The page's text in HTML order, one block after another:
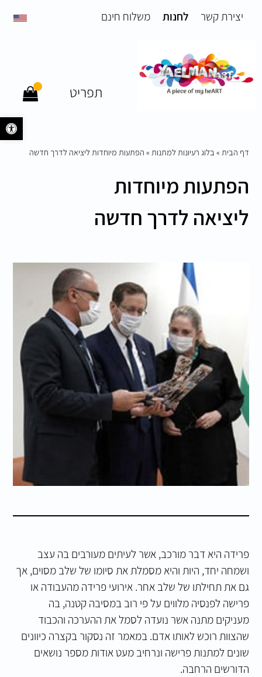
יצירת קשר לחנות משלוח חינם
תפריט
דף הבית » בלוג רעיונות למתנות » הפתעות מיוחדות ליציאה לדרך חדשה
הפתעות מיוחדות
ליציאה לדרך חדשה
פרידה היא דבר מורכב, אשר לעיתים מעורבים בה עצב
ושמחה יחד, היות והיא מסמלת את סיומו של שלב מסוים, אך
גם את תחילתו של שלב אחר. אירועי פרידה מהעבודה או
פרישה לפנסיה מלווים על פי רוב במסיבה קטנה, בה
מעניקים מתנה אשר נועדה לסמל את ההערכה והכבוד
שהצוות רוכש לאותו אדם. במאמר זה נסקור בקצרה כיוונים
שונים למתנות פרישה ונרחיב מעט אודות מספר נושאים
הדורשים הרחבה.